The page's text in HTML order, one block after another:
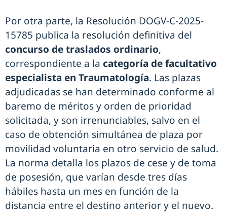
Por otra parte, la Resolución DOGV-C-2025-
15785 publica la resolución definitiva del
concurso de traslados ordinario,
correspondiente a la categoría de facultativo
especialista en Traumatología. Las plazas
adjudicadas se han determinado conforme al
baremo de méritos y orden de prioridad
solicitada, y son irrenunciables, salvo en el
caso de obtención simultánea de plaza por
movilidad voluntaria en otro servicio de salud.
La norma detalla los plazos de cese y de toma
de posesión, que varían desde tres días
hábiles hasta un mes en función de la
distancia entre el destino anterior y el nuevo.